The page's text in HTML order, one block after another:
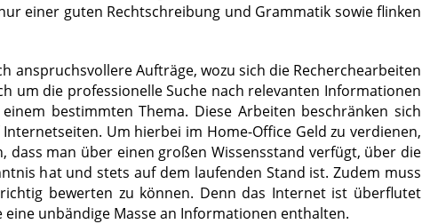
einer guten Rechtschreibung und Grammatik sowie flinken
anspruchsvollere Aufträge, wozu sich die Recherchearbeiten
um die professionelle Suche nach relevanten Informationen
bestimmten Thema. Diese Arbeiten beschränken sich
Um hierbei im Home-Office Geld zu verdienen,
dass man über einen großen Wissensstand verfügt, über die
hat und stets auf dem laufenden Stand ist. Zudem muss
bewerten zu können. Denn das Internet ist überflutet
eine unbändige Masse an Informationen enthalten.